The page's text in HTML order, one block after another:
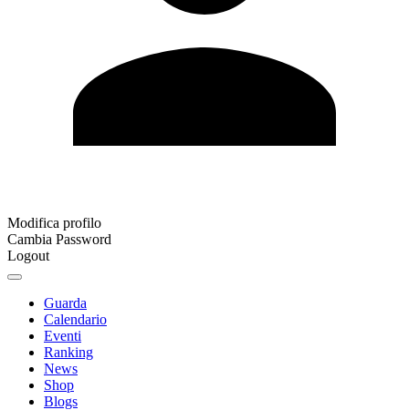
Modifica profilo
Cambia Password
Logout
Guarda
Calendario
Eventi
Ranking
News
Shop
Blogs